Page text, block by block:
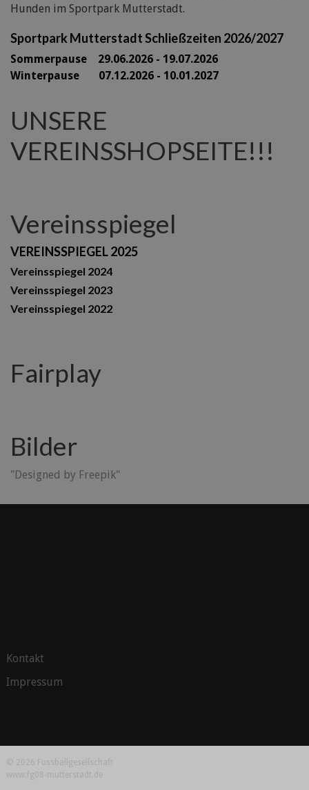
Hunden im Sportpark Mutterstadt.
Sportpark Mutterstadt Schließzeiten 2026/2027
Sommerpause 29.06.2026 - 19.07.2026
Winterpause 07.12.2026 - 10.01.2027
UNSERE
VEREINSSHOPSEITE!!!
Vereinsspiegel
VEREINSSPIEGEL 2025
Vereinsspiegel 2024
Vereinsspiegel 2023
Vereinsspiegel 2022
Fairplay
Bilder
"Designed by Freepik"
Kontakt
Impressum
© 2026 Fussballgesellschaft
www.fg08-mutterstadt.de